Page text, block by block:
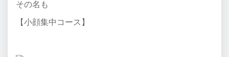
その名も
【小顔集中コース】